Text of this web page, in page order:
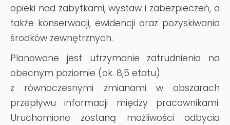
opieki nad zabytkami, wystaw i zabezpieczeń, a
także konserwacji, ewidencji oraz pozyskiwania
środków zewnętrznych.
Planowane jest utrzymanie zatrudnienia na
obecnym poziomie (ok. 8,5 etatu)
z równoczesnymi zmianami w obszarach
przepływu informacji między pracownikami.
Uruchomione zostaną możliwości odbycia